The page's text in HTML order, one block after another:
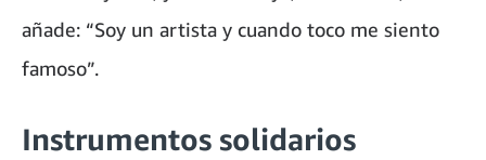
añade: “Soy un artista y cuando toco me siento
famoso”.
Instrumentos solidarios